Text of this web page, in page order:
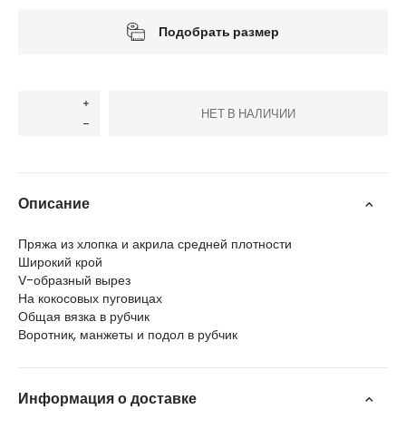
Подобрать размер
НЕТ В НАЛИЧИИ
Описание
Пряжа из хлопка и акрила средней плотности
Широкий крой
V-образный вырез
На кокосовых пуговицах
Общая вязка в рубчик
Воротник, манжеты и подол в рубчик
Информация о доставке